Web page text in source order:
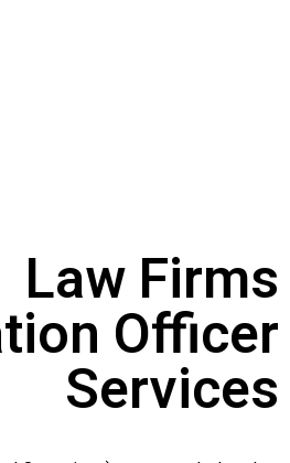
Law Firms
Officer
Services